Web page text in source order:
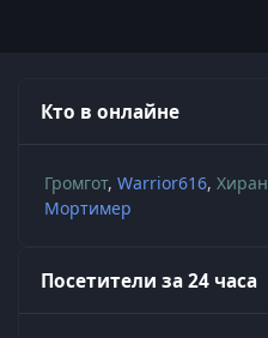
Кто в онлайне
Громгот Warrior616 Хиран
Мортимер
Посетители за 24 часа